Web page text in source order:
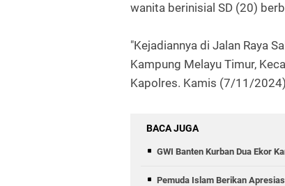
wanita berinisial SD (20)
"Kejadiannya di Jalan Raya
Kampung Melayu Timur,
Kapolres. Kamis (7/11/
BACA JUGA
GWI Banten Kurban Dua Ekor
Pemuda Islam Berikan